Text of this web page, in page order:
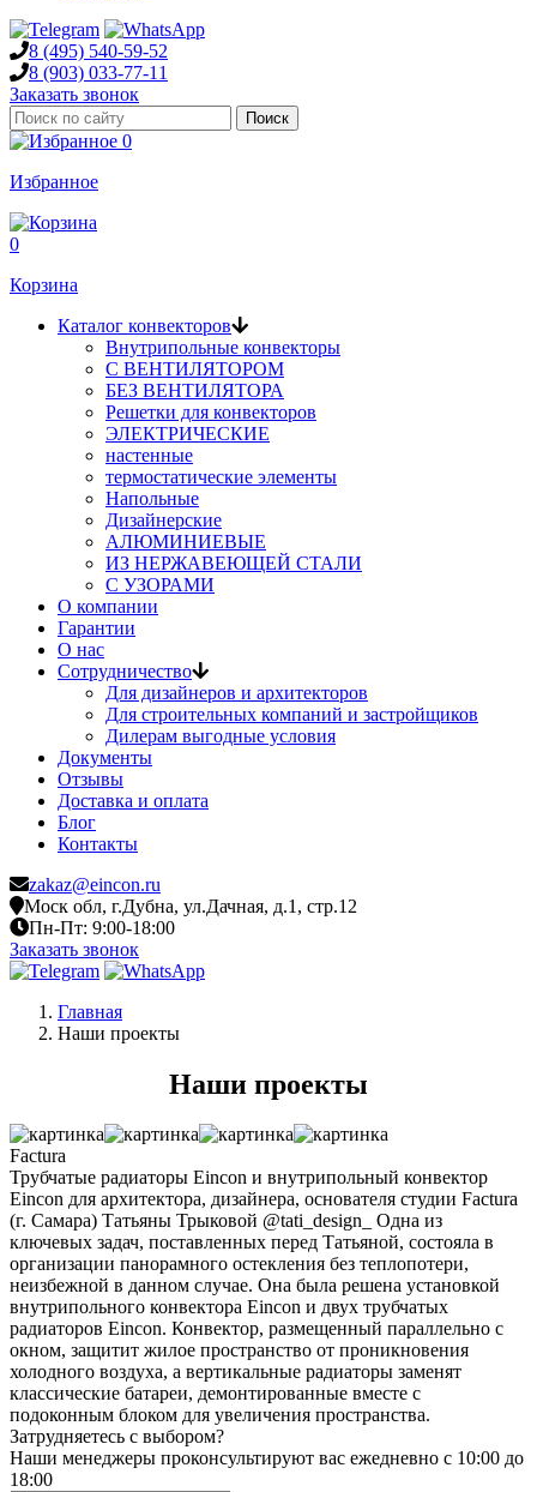
8 (495) 540-59-52
8 (903) 033-77-11
Заказать звонок
0
Избранное
0
Корзина
Каталог конвекторов
Внутрипольные конвекторы
С ВЕНТИЛЯТОРОМ
БЕЗ ВЕНТИЛЯТОРА
Решетки для конвекторов
ЭЛЕКТРИЧЕСКИЕ
настенные
термостатические элементы
Напольные
Дизайнерские
АЛЮМИНИЕВЫЕ
ИЗ НЕРЖАВЕЮЩЕЙ СТАЛИ
С УЗОРАМИ
О компании
Гарантии
О нас
Сотрудничество
Для дизайнеров и архитекторов
Для строительных компаний и застройщиков
Дилерам выгодные условия
Документы
Отзывы
Доставка и оплата
Блог
Контакты
zakaz@eincon.ru
Моск обл, г.Дубна, ул.Дачная, д.1, стр.12
Пн-Пт: 9:00-18:00
Заказать звонок
Главная
Наши проекты
Наши проекты
Factura
Трубчатые радиаторы Eincon и внутрипольный конвектор
Eincon для архитектора, дизайнера, основателя студии Factura
(г. Самара) Татьяны Трыковой @tati_design_ Одна из
ключевых задач, поставленных перед Татьяной, состояла в
организации панорамного остекления без теплопотери,
неизбежной в данном случае. Она была решена установкой
внутрипольного конвектора Eincon и двух трубчатых
радиаторов Eincon. Конвектор, размещенный параллельно с
окном, защитит жилое пространство от проникновения
холодного воздуха, а вертикальные радиаторы заменят
классические батареи, демонтированные вместе с
подоконным блоком для увеличения пространства.
Затрудняетесь с выбором?
Наши менеджеры проконсультируют вас ежедневно с 10:00 до
18:00